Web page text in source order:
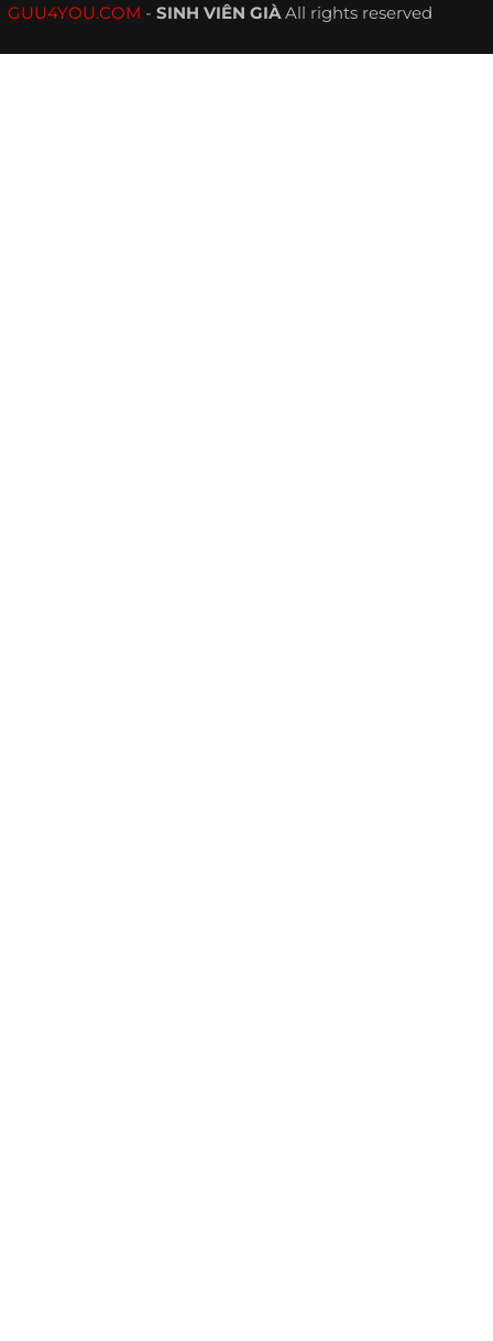
GUU4YOU.COM - SINH VIÊN GIÀAll rights reserved